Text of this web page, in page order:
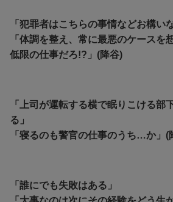
「犯罪者はこちらの事情などお構い
「体調を整え、常に最悪のケースを
低限の仕事だろ!?」(降谷)
「上司が運転する横で眠りこける
る」
「寝るのも警官の仕事のうち…か」(
「誰にでも失敗はある」